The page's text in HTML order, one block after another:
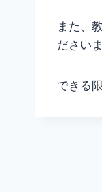
また、
ださいま
できる